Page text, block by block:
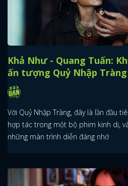
Khả Như - Quang Tuấn:
ấn tượng Quỷ Nhập Tràng
Với Quỷ Nhập Tràng, đây là lần đầu
hợp tác trong một bộ phim kinh dị,
những màn trình diễn đáng nhớ